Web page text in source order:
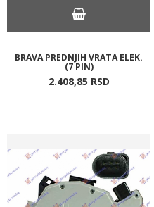
BRAVA PREDNJIH VRATA ELEK.
(7 PIN)
2.408,85 RSD